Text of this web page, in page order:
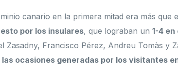
canario en la primera mitad era más que
por los insulares, que lograban un 1-4
Zasadny, Francisco Pérez, Andreu Tomàs y
las ocasiones generadas por los visitantes